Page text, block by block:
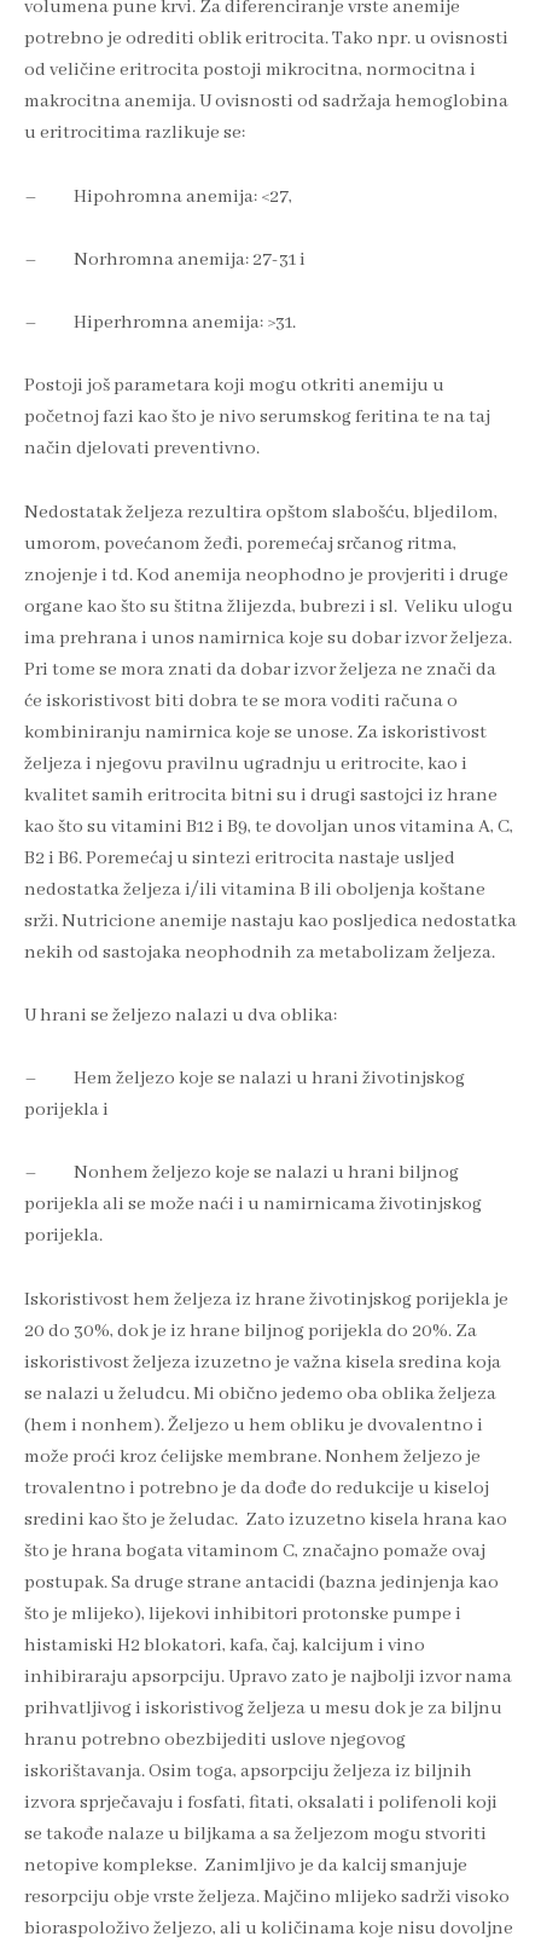
volumena pune krvi. Za diferenciranje vrste anemije
potrebno je odrediti oblik eritrocita. Tako npr. u ovisnosti
od veličine eritrocita postoji mikrocitna, normocitna i
makrocitna anemija. U ovisnosti od sadržaja hemoglobina
u eritrocitima razlikuje se:
– Hipohromna anemija: <27,
– Norhromna anemija: 27-31 i
– Hiperhromna anemija: >31.
Postoji još parametara koji mogu otkriti anemiju u
početnoj fazi kao što je nivo serumskog feritina te na taj
način djelovati preventivno.
Nedostatak željeza rezultira opštom slabošću, bljedilom,
umorom, povećanom žeđi, poremećaj srčanog ritma,
znojenje i td. Kod anemija neophodno je provjeriti i druge
organe kao što su štitna žlijezda, bubrezi i sl. Veliku ulogu
ima prehrana i unos namirnica koje su dobar izvor željeza.
Pri tome se mora znati da dobar izvor željeza ne znači da
će iskoristivost biti dobra te se mora voditi računa o
kombiniranju namirnica koje se unose. Za iskoristivost
željeza i njegovu pravilnu ugradnju u eritrocite, kao i
kvalitet samih eritrocita bitni su i drugi sastojci iz hrane
kao što su vitamini B12 i B9, te dovoljan unos vitamina A, C,
B2 i B6. Poremećaj u sintezi eritrocita nastaje usljed
nedostatka željeza i/ili vitamina B ili oboljenja koštane
srži. Nutricione anemije nastaju kao posljedica nedostatka
nekih od sastojaka neophodnih za metabolizam željeza.
U hrani se željezo nalazi u dva oblika:
– Hem željezo koje se nalazi u hrani životinjskog
porijekla i
– Nonhem željezo koje se nalazi u hrani biljnog
porijekla ali se može naći i u namirnicama životinjskog
porijekla.
Iskoristivost hem željeza iz hrane životinjskog porijekla je
20 do 30%, dok je iz hrane biljnog porijekla do 20%. Za
iskoristivost željeza izuzetno je važna kisela sredina koja
se nalazi u želudcu. Mi obično jedemo oba oblika željeza
(hem i nonhem). Željezo u hem obliku je dvovalentno i
može proći kroz ćelijske membrane. Nonhem željezo je
trovalentno i potrebno je da dođe do redukcije u kiseloj
sredini kao što je želudac. Zato izuzetno kisela hrana kao
što je hrana bogata vitaminom C, značajno pomaže ovaj
postupak. Sa druge strane antacidi (bazna jedinjenja kao
što je mlijeko), lijekovi inhibitori protonske pumpe i
histamiski H2 blokatori, kafa, čaj, kalcijum i vino
inhibiraraju apsorpciju. Upravo zato je najbolji izvor nama
prihvatljivog i iskoristivog željeza u mesu dok je za biljnu
hranu potrebno obezbijediti uslove njegovog
iskorištavanja. Osim toga, apsorpciju željeza iz biljnih
izvora sprječavaju i fosfati, fitati, oksalati i polifenoli koji
se takođe nalaze u biljkama a sa željezom mogu stvoriti
netopive komplekse. Zanimljivo je da kalcij smanjuje
resorpciju obje vrste željeza. Majčino mlijeko sadrži visoko
bioraspoloživo željezo, ali u količinama koje nisu dovoljne